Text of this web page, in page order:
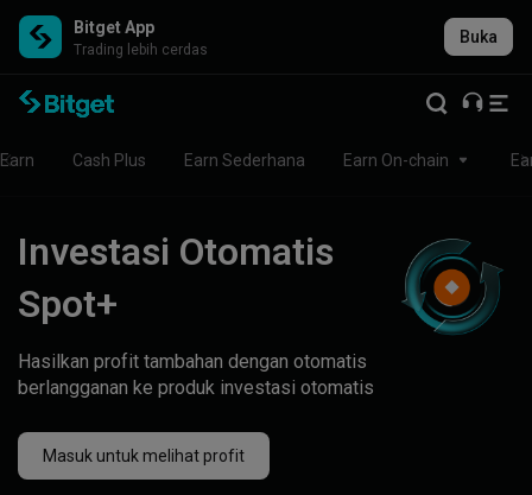
Bitget App
Trading lebih cerdas
Buka
Earn Cash Plus Earn Sederhana Earn On-chain
Investasi Otomatis
Spot+
Hasilkan profit tambahan dengan otomatis
berlangganan ke produk investasi otomatis
Masuk untuk melihat profit